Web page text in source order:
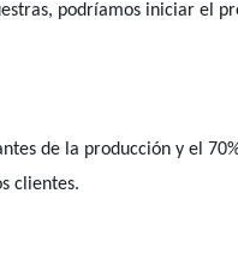
podríamos iniciar el
de la producción y el
clientes.